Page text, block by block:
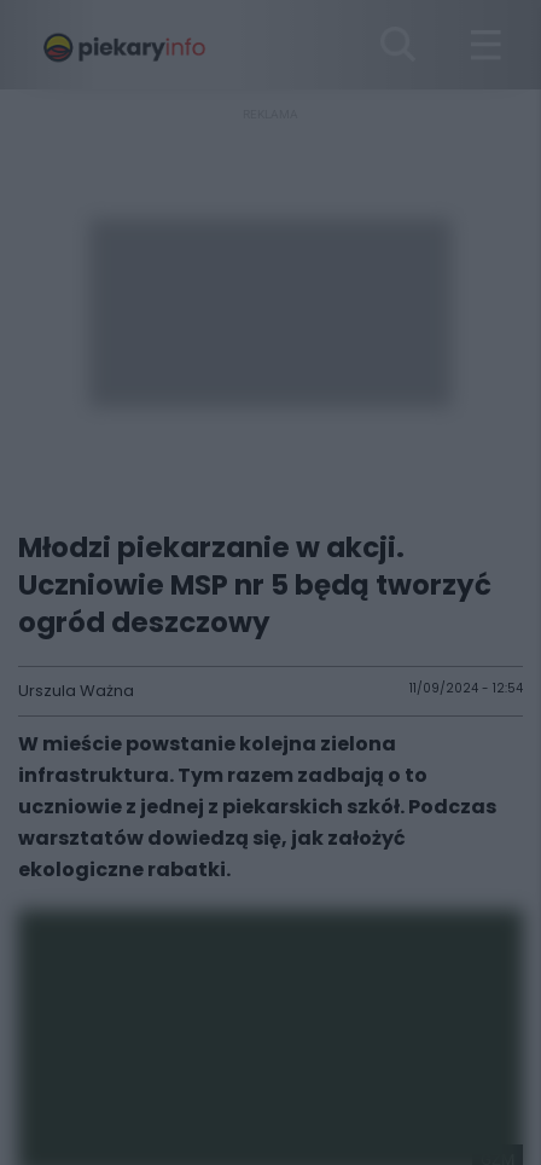
Młodzi piekarzanie w akcji.
Uczniowie MSP nr 5 będą tworzyć
ogród deszczowy
Urszula Ważna 11/09/2024 - 12:54
W mieście powstanie kolejna zielona
infrastruktura. Tym razem zadbają o to
uczniowie z jednej z piekarskich szkół. Podczas
warsztatów dowiedzą się, jak założyć
ekologiczne rabatki.